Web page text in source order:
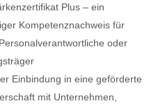
Plus – ein
Kompetenznachweis für
oder
Einbindung in eine geförderte
mit Unternehmen,